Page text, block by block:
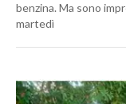
benzina. Ma sono
martedì